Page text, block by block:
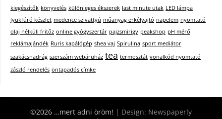
kiegészítők könyvelés különleges ékszerek last minute utak LED lámpa
lyukfúró készlet medence szivattyú műanyag erkélyajtó napelem nyomtató
olaj nélküli fritőz online gyógyszertár pajzsmirigy peakshop pH mérő
reklámajándék Ruris kapálógép shea vaj Spirulina sport mediátor
szakácsnadrág szerszám webáruház tea termosztát vonalkód nyomtató
zászló rendelés öntapadós címke
©2026 …mert adni öröm! | Design: Newspaperly